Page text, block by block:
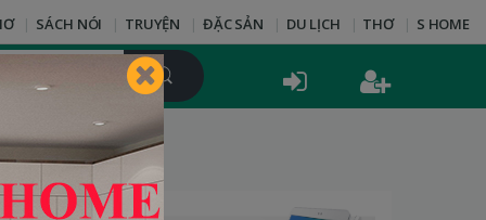
SÁCH NÓI TRUYỆN ĐẶC SẢN DU LỊCH THƠ S HOME